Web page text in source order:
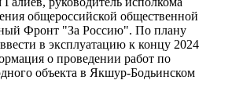
общероссийской общественной
Фронт "За Россию". По плану
в эксплуатацию к концу 2024
о проведении работ по
объекта в Якшур-Бодьинском